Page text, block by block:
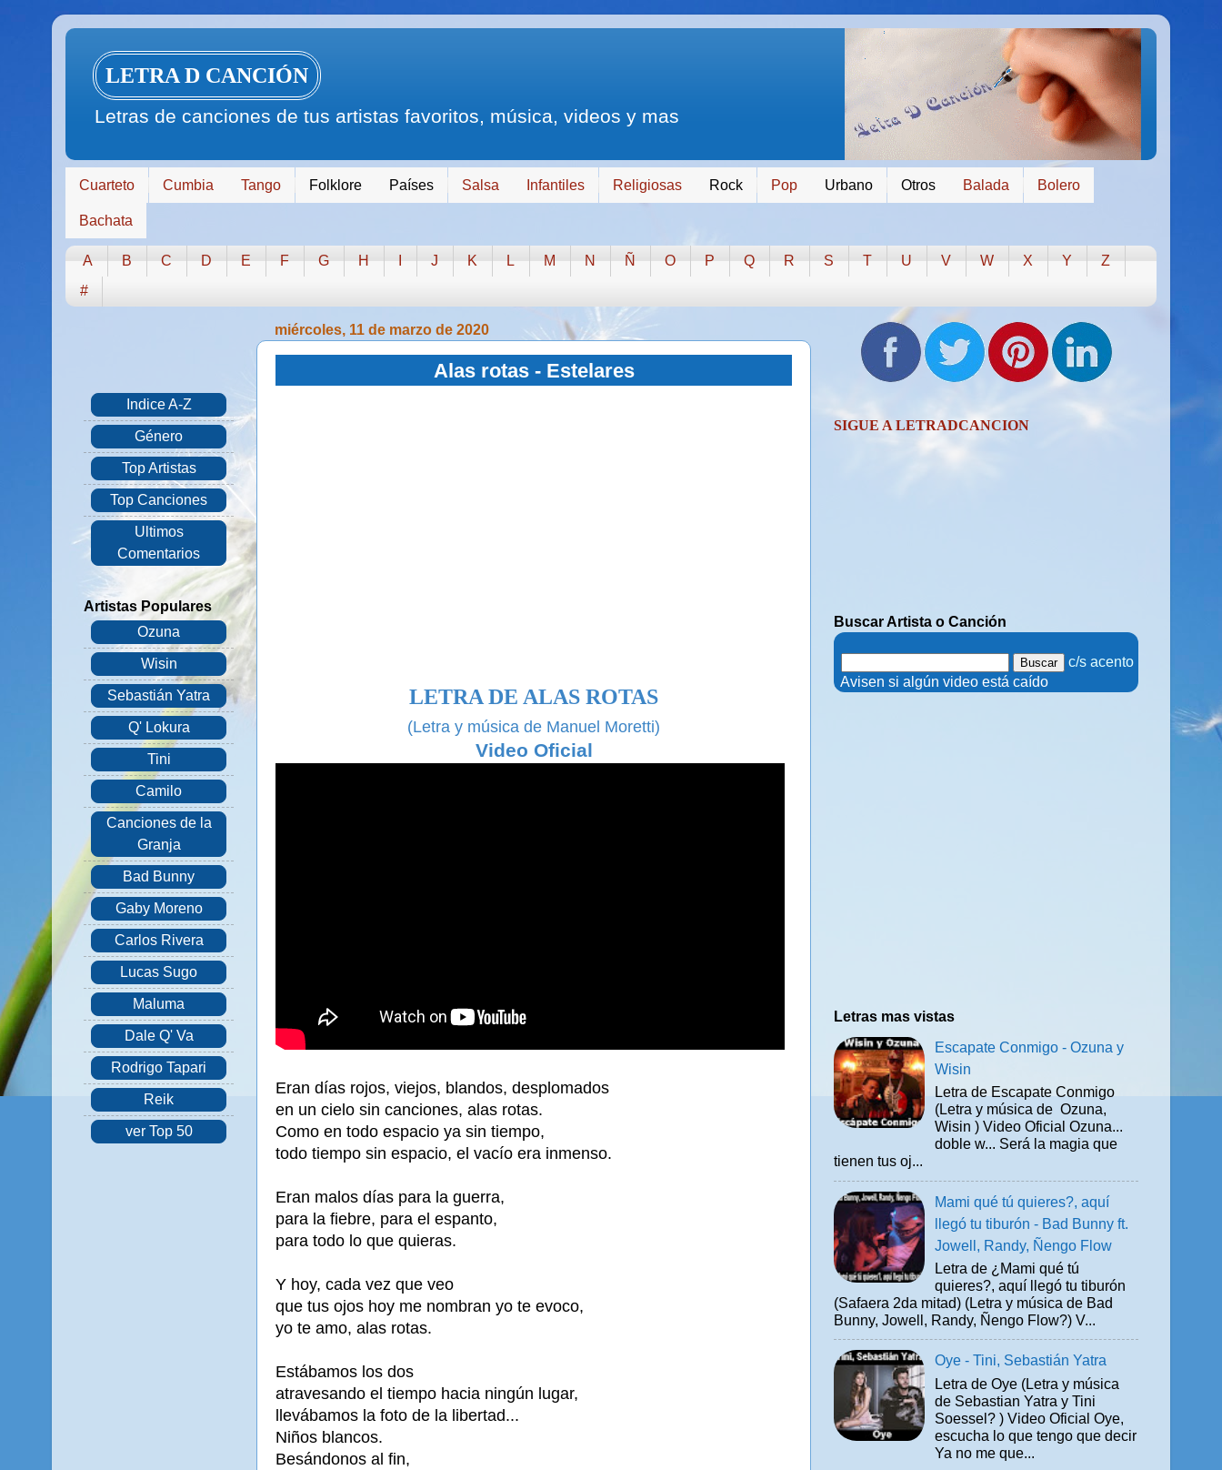
LETRA D CANCIÓN
Letras de canciones de tus artistas favoritos, música, videos y mas
Cuarteto Cumbia Tango Folklore Países Salsa Infantiles Religiosas Rock Pop Urbano Otros Balada Bolero
Bachata
A B C D E F G H J K L M N Ñ O P Q R S T U V W X Y
Z
#
miércoles, 11 de marzo de 2020
Alas rotas - Estelares
LETRA DE ALAS ROTAS
(Letra y música de Manuel Moretti)
Video Oficial
Eran días rojos, viejos, blandos, desplomados
en un cielo sin canciones, alas rotas.
Como en todo espacio ya sin tiempo,
todo tiempo sin espacio, el vacío era inmenso.
Eran malos días para la guerra,
para la fiebre, para el espanto,
para todo lo que quieras.
Y hoy, cada vez que veo
que tus ojos hoy me nombran yo te evoco,
yo te amo, alas rotas.
Estábamos los dos
atravesando el tiempo hacia ningún lugar,
llevábamos la foto de la libertad...
Niños blancos.
Besándonos al fin,
Indice A-Z
Género
Top Artistas
Top Canciones
Ultimos
Comentarios
Artistas Populares
Ozuna
Wisin
Sebastián Yatra
Q' Lokura
Tini
Camilo
Canciones de la
Granja
Bad Bunny
Gaby Moreno
Carlos Rivera
Lucas Sugo
Maluma
Dale Q' Va
Rodrigo Tapari
Reik
ver Top 50
SIGUE A LETRADCANCION
Buscar Artista o Canción
c/s acento
. Avisen si algún video está caído
Letras mas vistas
Escapate Conmigo - Ozuna y
Wisin
Letra de Escapate Conmigo
(Letra y música de Ozuna,
Wisin ) Video Oficial Ozuna...
doble w... Será la magia que
tienen tus oj...
Mami qué tú quieres?, aquí
llegó tu tiburón - Bad Bunny ft.
Jowell, Randy, Ñengo Flow
Letra de ¿Mami qué tú
quieres?, aquí llegó tu tiburón
(Safaera 2da mitad) (Letra y música de Bad
Bunny, Jowell, Randy, Ñengo Flow?) V...
Oye - Tini, Sebastián Yatra
Letra de Oye (Letra y música
de Sebastian Yatra y Tini
Soessel? ) Video Oficial Oye,
escucha lo que tengo que decir
Ya no me que...